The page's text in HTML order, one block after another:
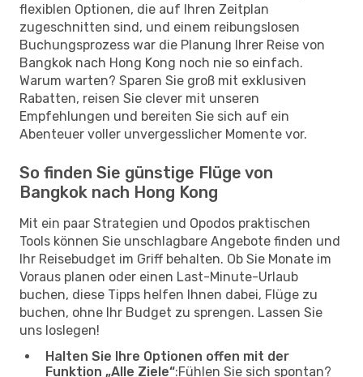
flexiblen Optionen, die auf Ihren Zeitplan
zugeschnitten sind, und einem reibungslosen
Buchungsprozess war die Planung Ihrer Reise von
Bangkok nach Hong Kong noch nie so einfach.
Warum warten? Sparen Sie groß mit exklusiven
Rabatten, reisen Sie clever mit unseren
Empfehlungen und bereiten Sie sich auf ein
Abenteuer voller unvergesslicher Momente vor.
So finden Sie günstige Flüge von
Bangkok nach Hong Kong
Mit ein paar Strategien und Opodos praktischen
Tools können Sie unschlagbare Angebote finden und
Ihr Reisebudget im Griff behalten. Ob Sie Monate im
Voraus planen oder einen Last-Minute-Urlaub
buchen, diese Tipps helfen Ihnen dabei, Flüge zu
buchen, ohne Ihr Budget zu sprengen. Lassen Sie
uns loslegen!
Halten Sie Ihre Optionen offen mit der
Funktion „Alle Ziele“:Fühlen Sie sich spontan?